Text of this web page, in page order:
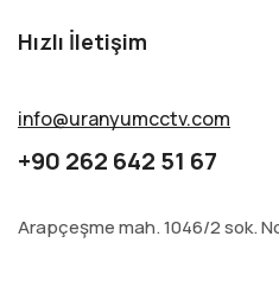
Hızlı İletişim
info@uranyumcctv.com
+90 262 642 51 67
Arapçeşme mah. 1046/2 sok.